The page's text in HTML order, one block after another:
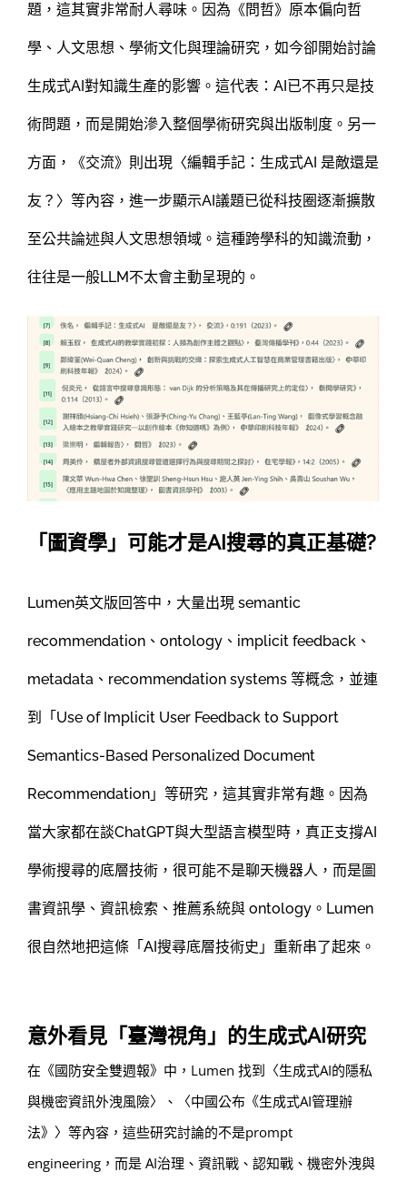
題，這其實非常耐人尋味。因為《問哲》原本偏向哲
學、人文思想、學術文化與理論研究，如今卻開始討論
生成式AI對知識生產的影響。這代表：AI已不再只是技
術問題，而是開始滲入整個學術研究與出版制度。另一
方面，《交流》則出現〈編輯手記：生成式AI 是敵還是
友？〉等內容，進一步顯示AI議題已從科技圈逐漸擴散
至公共論述與人文思想領域。這種跨學科的知識流動，
往往是一般LLM不太會主動呈現的。
「圖資學」可能才是AI搜尋的真正基礎?
Lumen英文版回答中，大量出現 semantic
recommendation、ontology、implicit feedback、
metadata、recommendation systems 等概念，並連
到「Use of Implicit User Feedback to Support
Semantics-Based Personalized Document
Recommendation」等研究，這其實非常有趣。因為
當大家都在談ChatGPT與大型語言模型時，真正支撐AI
學術搜尋的底層技術，很可能不是聊天機器人，而是圖
書資訊學、資訊檢索、推薦系統與 ontology。Lumen
很自然地把這條「AI搜尋底層技術史」重新串了起來。
意外看見「臺灣視角」的生成式AI研究
在《國防安全雙週報》中，Lumen 找到〈生成式AI的隱私
與機密資訊外洩風險〉、〈中國公布《生成式AI管理辦
法》〉等內容，這些研究討論的不是prompt
engineering，而是 AI治理、資訊戰、認知戰、機密外洩與